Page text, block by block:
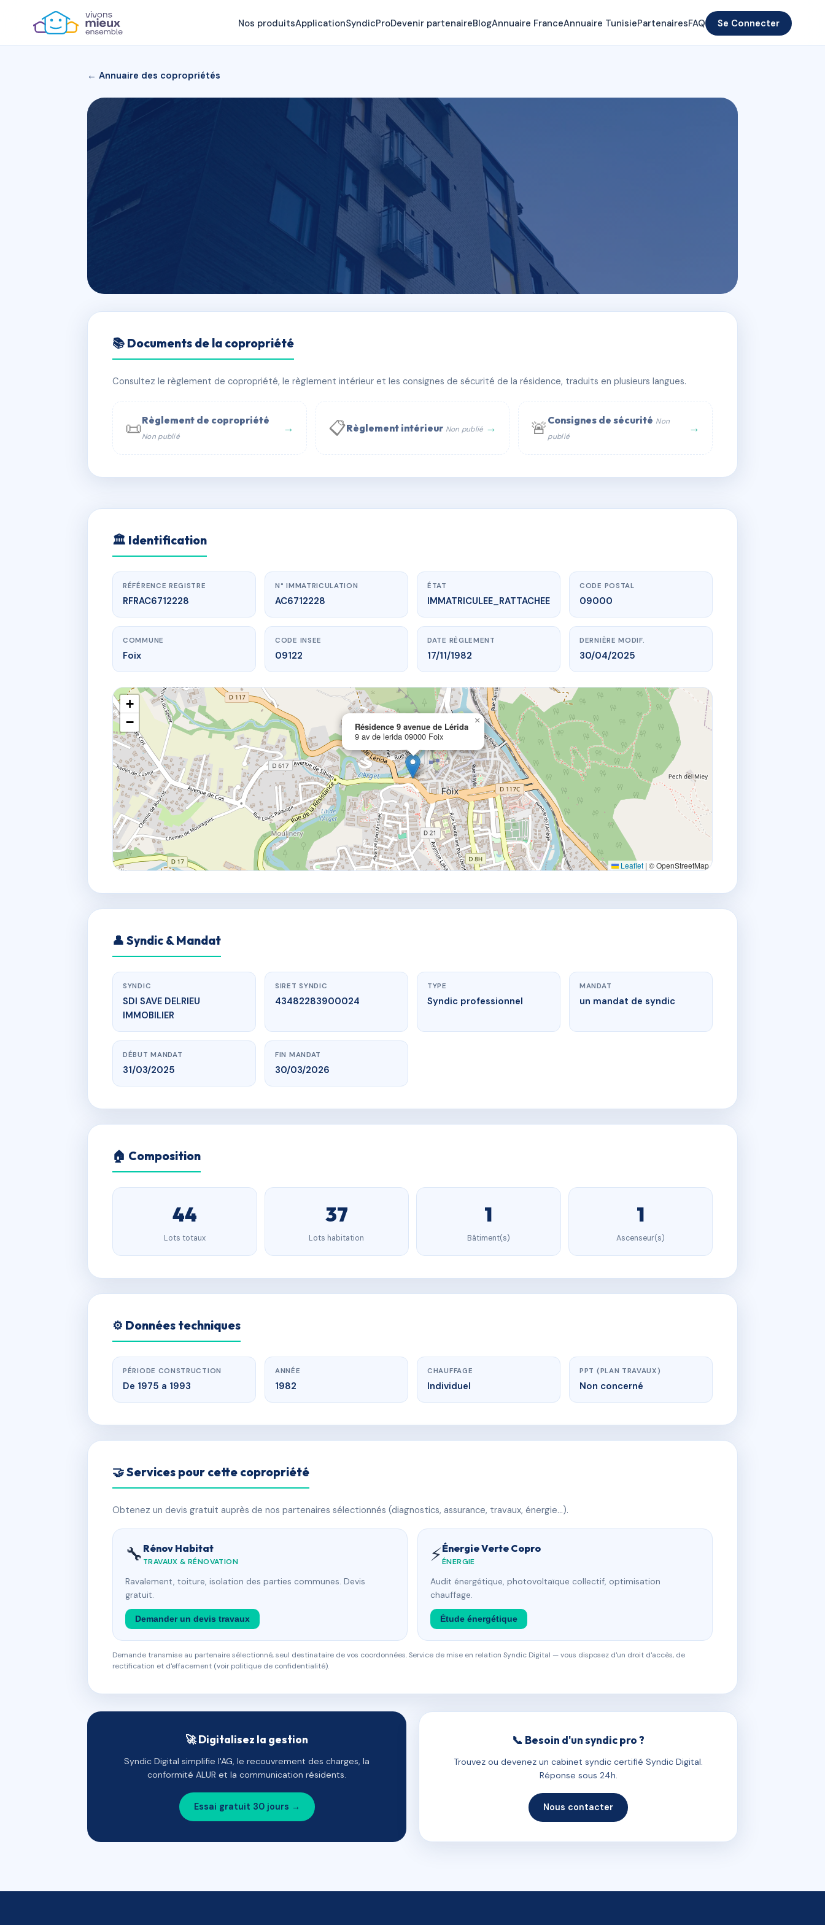
Nos produitsApplicationSyndicProDevenir partenaireBlogAnnuaire FranceAnnuaire TunisiePartenairesFAQ Se Connecter
← Annuaire des copropriétés
Résidence 9 avenue de Lérida
📍 9 av de lerida 09000 Foix
📞 Contacter Syndic Digital 💬 WhatsApp
📚 Documents de la copropriété
Consultez le règlement de copropriété, le règlement intérieur et les consignes de sécurité de la résidence, traduits en plusieurs langues.
📜Règlement de copropriété
Non publié
→ 📋Règlement intérieur Non publié → 🚨 Consignes de sécurité Non
publié
→
AC6712228 🇫🇷
www.vme.plus/AC6712228
Résidence 9 avenue de Lérida
9 av de lerida09000 Foix
🏛 Identification
RÉFÉRENCE REGISTRE
RFRAC6712228
N° IMMATRICULATION
AC6712228
ÉTAT
IMMATRICULEE_RATTACHEE
CODE POSTAL
09000
COMMUNE
Foix
CODE INSEE
09122
DATE RÈGLEMENT
17/11/1982
DERNIÈRE MODIF.
30/04/2025
Résidence 9 avenue de Lérida
9 av de lerida 09000 Foix
×
+
−
Leaflet | © OpenStreetMap
👤 Syndic & Mandat
SYNDIC
SDI SAVE DELRIEU
IMMOBILIER
SIRET SYNDIC
43482283900024
TYPE
Syndic professionnel
MANDAT
un mandat de syndic
DÉBUT MANDAT
31/03/2025
FIN MANDAT
30/03/2026
🏠 Composition
44
Lots totaux
37
Lots habitation
1
Bâtiment(s)
1
Ascenseur(s)
⚙️ Données techniques
PÉRIODE CONSTRUCTION
De 1975 a 1993
ANNÉE
1982
CHAUFFAGE
Individuel
PPT (PLAN TRAVAUX)
Non concerné
🤝 Services pour cette copropriété
Obtenez un devis gratuit auprès de nos partenaires sélectionnés (diagnostics, assurance, travaux, énergie…).
🔧 Rénov Habitat
TRAVAUX & RÉNOVATION
Ravalement, toiture, isolation des parties communes. Devis
gratuit.
Demander un devis travaux
⚡Énergie Verte Copro
ÉNERGIE
Audit énergétique, photovoltaïque collectif, optimisation
chauffage.
Étude énergétique
Demande transmise au partenaire sélectionné, seul destinataire de vos coordonnées. Service de mise en relation Syndic Digital — vous disposez d'un droit d'accès, de
rectification et d'effacement (voir politique de confidentialité).
🚀 Digitalisez la gestion
Syndic Digital simplifie l'AG, le recouvrement des charges, la
conformité ALUR et la communication résidents.
Essai gratuit 30 jours →
📞 Besoin d'un syndic pro ?
Trouvez ou devenez un cabinet syndic certifié Syndic Digital.
Réponse sous 24h.
Nous contacter